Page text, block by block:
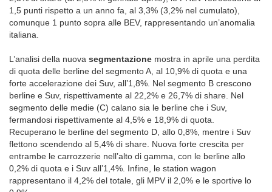
1,5 punti rispetto a un anno fa, al 3,3% (3,2% nel cumulato),
comunque 1 punto sopra alle BEV, rappresentando un’anomalia
italiana.
L’analisi della nuova segmentazione mostra in aprile una perdita
di quota delle berline del segmento A, al 10,9% di quota e una
forte accelerazione dei Suv, all’1,8%. Nel segmento B crescono
berline e Suv, rispettivamente al 22,2% e 26,7% di share. Nel
segmento delle medie (C) calano sia le berline che i Suv,
fermandosi rispettivamente al 4,5% e 18,9% di quota.
Recuperano le berline del segmento D, allo 0,8%, mentre i Suv
flettono scendendo al 5,4% di share. Nuova forte crescita per
entrambe le carrozzerie nell’alto di gamma, con le berline allo
0,2% di quota e i Suv all’1,4%. Infine, le station wagon
rappresentano il 4,2% del totale, gli MPV il 2,0% e le sportive lo